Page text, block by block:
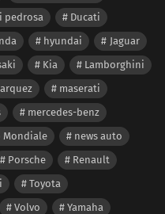
pedrosa
Ducati
hyundai
Jaguar
Kia
Lamborghini
maserati
mercedes-benz
Mondiale
news auto
Porsche
Renault
Toyota
Volvo Yamaha